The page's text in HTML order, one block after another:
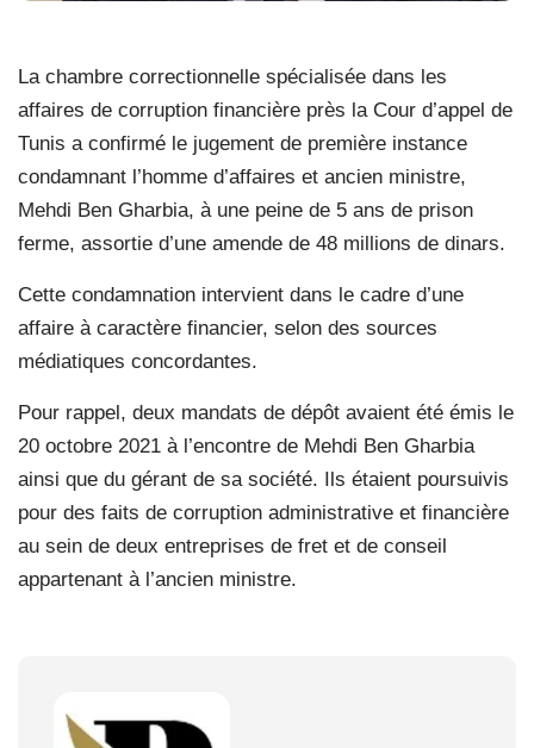
La chambre correctionnelle spécialisée dans les
affaires de corruption financière près la Cour d’appel de
Tunis a confirmé le jugement de première instance
condamnant l’homme d’affaires et ancien ministre,
Mehdi Ben Gharbia, à une peine de 5 ans de prison
ferme, assortie d’une amende de 48 millions de dinars.
Cette condamnation intervient dans le cadre d’une
affaire à caractère financier, selon des sources
médiatiques concordantes.
Pour rappel, deux mandats de dépôt avaient été émis le
20 octobre 2021 à l’encontre de Mehdi Ben Gharbia
ainsi que du gérant de sa société. Ils étaient poursuivis
pour des faits de corruption administrative et financière
au sein de deux entreprises de fret et de conseil
appartenant à l’ancien ministre.